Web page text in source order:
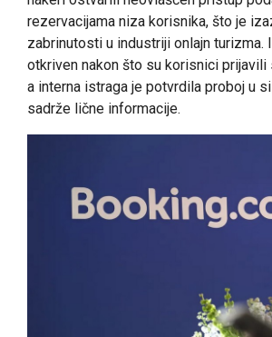
rezervacijama niza korisnika, što je
zabrinutosti u industriji onlajn turizma.
otkriven nakon što su korisnici prijavili
a interna istraga je potvrdila proboj u
sadrže lične informacije.